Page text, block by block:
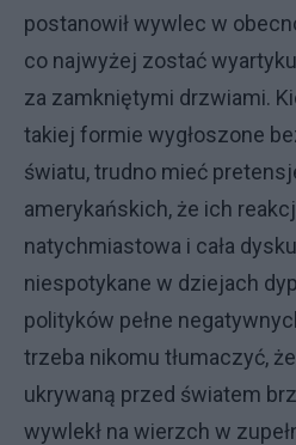
postanowił wywlec w
co najwyżej zostać
za zamkniętymi drzwiami.
takiej formie wygłoszone
światu, trudno mieć
amerykańskich, że ich
natychmiastowa i cała
niespotykane w dziejach
polityków pełne
trzeba nikomu tłumaczyć,
ukrywaną przed światem
wywlekł na wierzch w